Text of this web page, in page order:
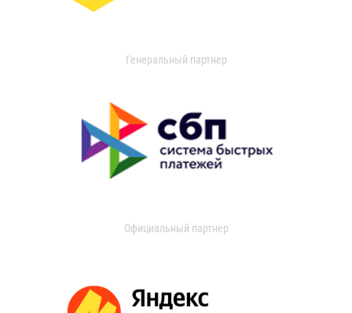
Генеральный партнер
Официальный партнер